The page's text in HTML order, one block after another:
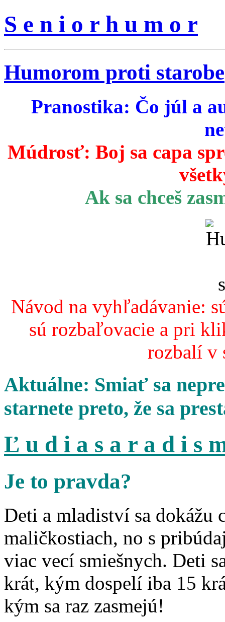
S e n i o r h u m o r
Humorom proti starobe
Pranostika: Čo júl a
Múdrosť: Boj sa capa
Ak sa chceš
Návod na vyhľadávanie:
sú rozbaľovacie a pri
rozbalí v
Aktuálne: Smiať sa
starnete preto, že sa
Ľ u d i a s a r a d i s
Je to pravda?
Deti a mladiství sa dokážu
maličkostiach, no s
viac vecí smiešnych. Deti
krát, kým dospelí iba 15
kým sa raz zasmejú!